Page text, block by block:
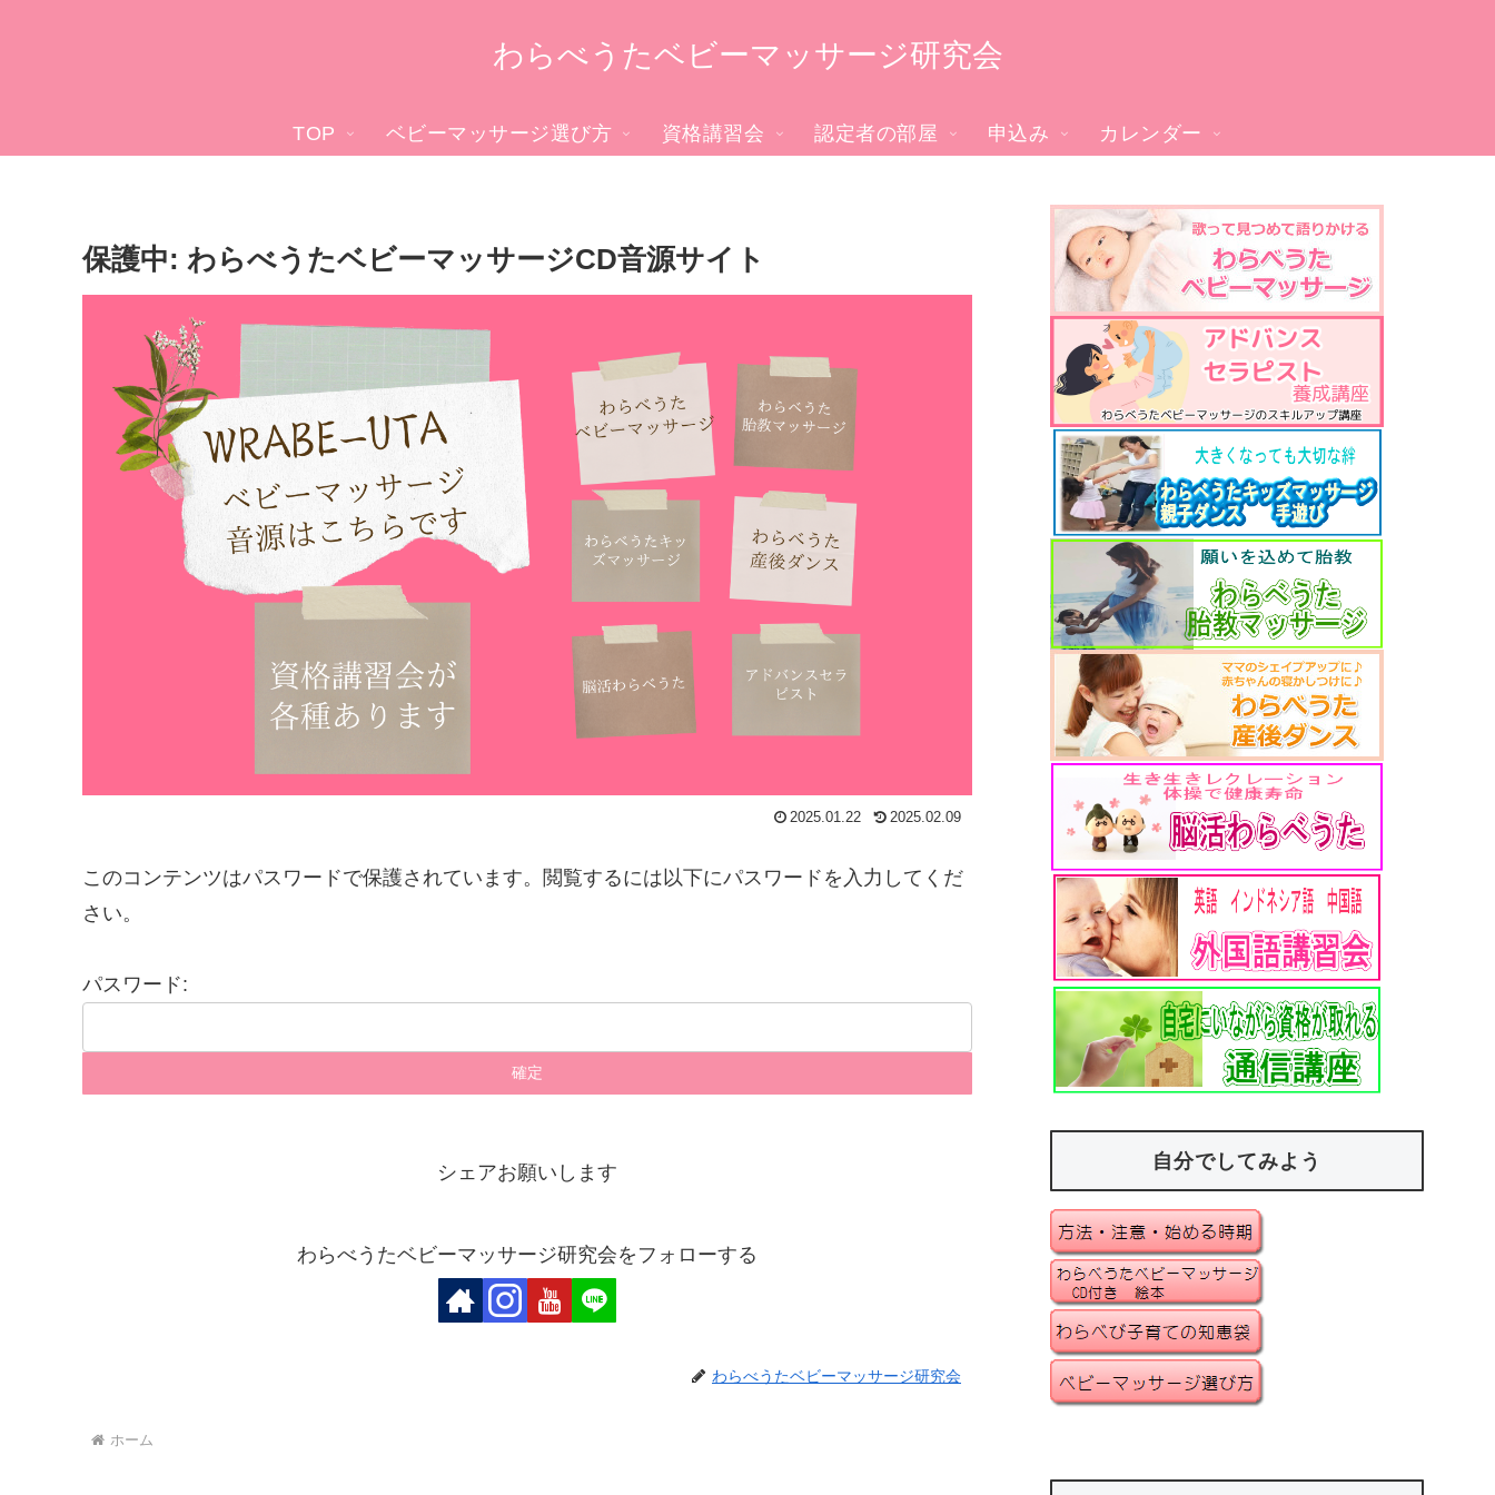
わらべうたベビーマッサージ研究会
TOP ベビーマッサージ選び方 資格講習会 認定者の部屋 申込み カレンダー
保護中: わらべうたベビーマッサージCD音源サイト
2025.01.22 2025.02.09
このコンテンツはパスワードで保護されています。閲覧するには以下にパスワードを入力してくだ
さい。
パスワード:
シェアお願いします
わらべうたベビーマッサージ研究会をフォローする
わらべうたベビーマッサージ研究会
ホーム
自分でしてみよう